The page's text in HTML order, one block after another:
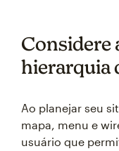
Considere
hierarquia
Ao planejar seu
mapa, menu e
usuário que